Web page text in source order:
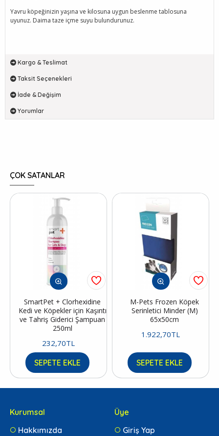
Yavru köpeğinizin yaşına ve kilosuna uygun beslenme tablosuna
uyunuz. Daima taze içme suyu bulundurunuz.
Kargo & Teslimat
Taksit Seçenekleri
İade & Değişim
Yorumlar
ÇOK SATANLAR
SmartPet + Clorhexidine
Kedi ve Köpekler için Kaşıntı
ve Tahriş Giderici Şampuan
250ml
232,70TL
SEPETE EKLE
M-Pets Frozen Köpek
Serinletici Minder (M)
65x50cm
1.922,70TL
SEPETE EKLE
Kurumsal
Hakkımızda
Üye
Giriş Yap